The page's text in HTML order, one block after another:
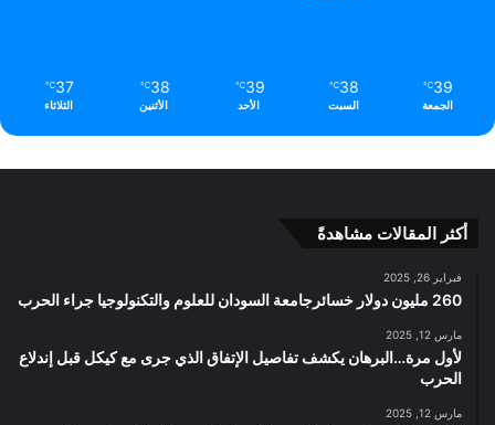
39
℃
الجمعة
38
℃
السبت
39
℃
الأحد
38
℃
الأثنين
37
℃
الثلاثاء
أكثر المقالات مشاهدةً
فبراير 26, 2025
260 مليون دولار خسائرجامعة السودان للعلوم والتكنولوجيا جراء الحرب
مارس 12, 2025
لأول مرة…البرهان يكشف تفاصيل الإتفاق الذي جرى مع كيكل قبل إندلاع
الحرب
مارس 12, 2025